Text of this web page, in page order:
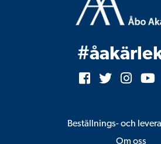
FacebookTwitterInstagram
Beställnings- och
Om oss